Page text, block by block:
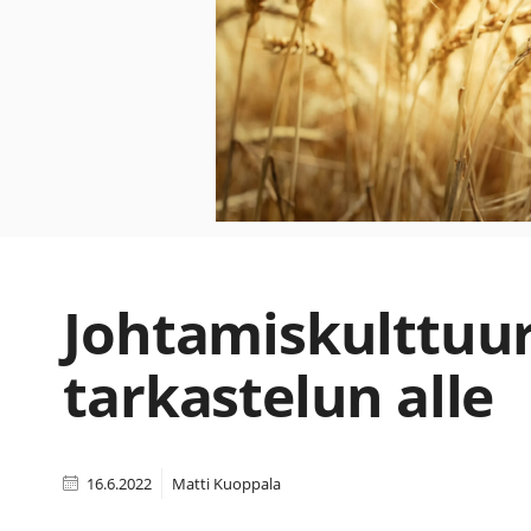
tarkastelun alle
16.6.2022 Matti Kuoppala